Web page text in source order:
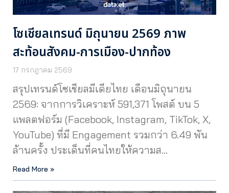
โซเชียลเทรนด์ มิถุนายน 2569 ภาพ
สะท้อนสังคม-การเมือง-ปากท้อง
17 กรกฎาคม 2569
สรุปเทรนด์โซเชียลมีเดียไทย เดือนมิถุนายน
2569: จากการวิเคราะห์ 591,371 โพสต์ บน 5
แพลตฟอร์ม (Facebook, Instagram, TikTok, X,
YouTube) ที่มี Engagement รวมกว่า 6.49 พัน
ล้านครั้ง ประเด็นที่คนไทยให้ความส…
Read More »